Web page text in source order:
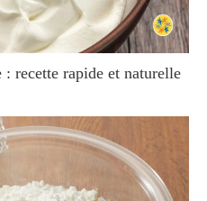
recette rapide et naturelle